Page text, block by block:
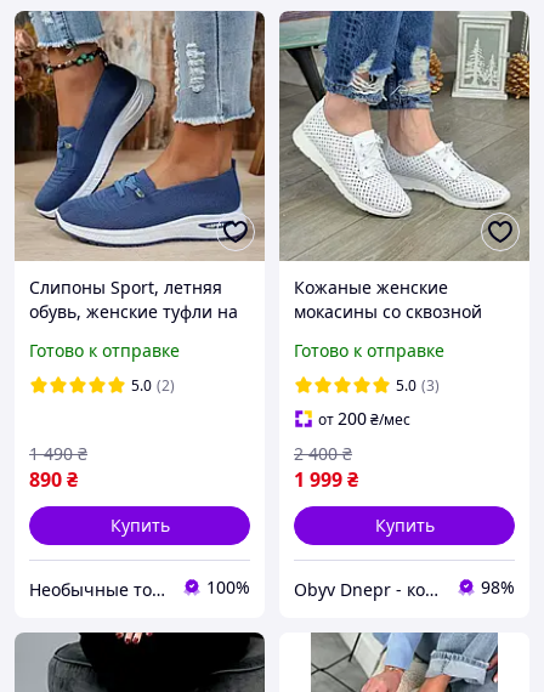
Слипоны Sport, летняя
обувь, женские туфли на
мокасины размер 42,
синие Код 00-0730
Готово к отправке
5.0 (2)
890₴
1 490 ₴
Купить
Необычные товары 100%
Кожаные женские
мокасины со сквозной
белый. Размеры 36-41
Готово к отправке
5.0 (3)
от200₴/мес
1 999₴
2 400 ₴
Купить
Obyv Dnepr - кожаная обувь г. Днепр 98%